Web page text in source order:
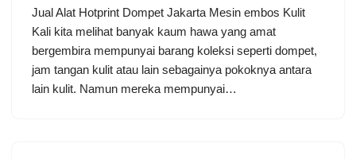
Jual Alat Hotprint Dompet Jakarta Mesin embos Kulit
Kali kita melihat banyak kaum hawa yang amat
bergembira mempunyai barang koleksi seperti dompet,
jam tangan kulit atau lain sebagainya pokoknya antara
lain kulit. Namun mereka mempunyai…